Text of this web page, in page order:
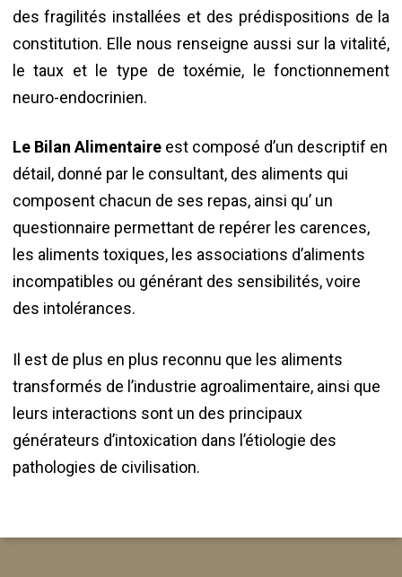
des fragilités installées et des prédispositions de la
constitution. Elle nous renseigne aussi sur la vitalité,
le taux et le type de toxémie, le fonctionnement
neuro-endocrinien.
Le Bilan Alimentaireest composé d’un descriptif en
détail, donné par le consultant, des aliments qui
composent chacun de ses repas, ainsi qu’ un
questionnaire permettant de repérer les carences,
les aliments toxiques, les associations d’aliments
incompatibles ou générant des sensibilités, voire
des intolérances.
Il est de plus en plus reconnu que les aliments
transformés de l’industrie agroalimentaire, ainsi que
leurs interactions sont un des principaux
générateurs d’intoxication dans l’étiologie des
pathologies de civilisation.